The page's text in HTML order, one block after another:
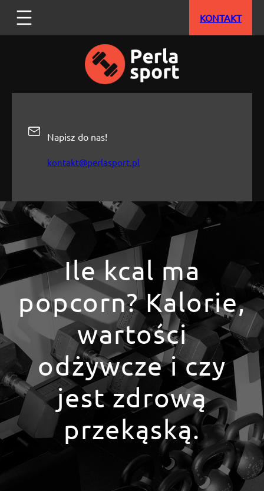
treści
KONTAKT
Napisz do nas!
kontakt@perlasport.pl
Ile kcal ma
popcorn? Kalorie,
wartości
odżywcze i czy
jest zdrową
przekąską.